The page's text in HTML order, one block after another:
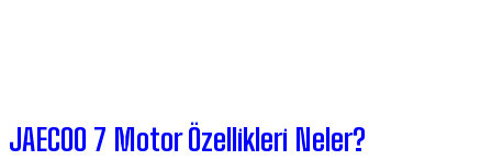
JAECOO 7 Motor Özellikleri Neler?